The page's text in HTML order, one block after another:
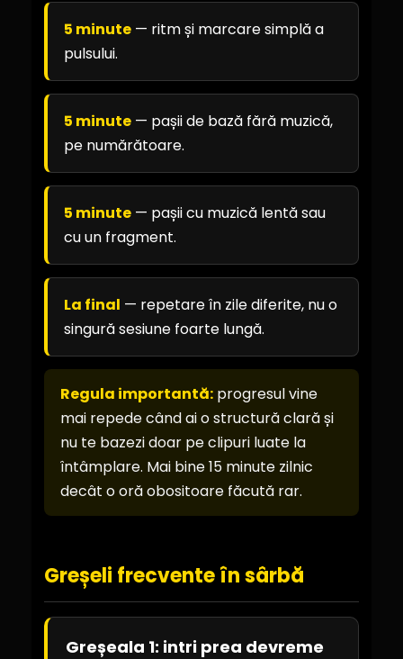
5 minute — ritm și marcare simplă a
pulsului.
5 minute — pașii de bază fără muzică,
pe numărătoare.
5 minute — pașii cu muzică lentă sau
cu un fragment.
La final — repetare în zile diferite, nu o
singură sesiune foarte lungă.
Regula importantă: progresul vine
mai repede când ai o structură clară și
nu te bazezi doar pe clipuri luate la
întâmplare. Mai bine 15 minute zilnic
decât o oră obositoare făcută rar.
Greșeli frecvente în sârbă
Greșeala 1: intri prea devreme